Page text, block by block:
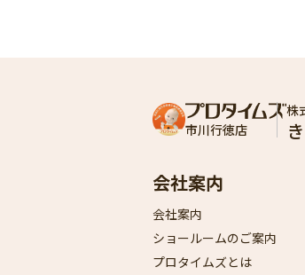
市川行徳店
株
会社案内
会社案内
ショールームのご案内
プロタイムズとは